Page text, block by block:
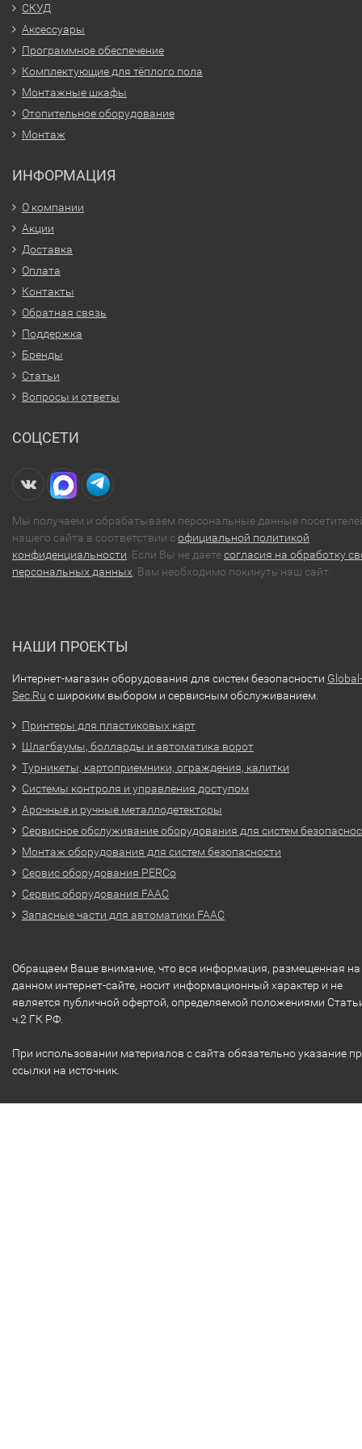
СКУД
Аксессуары
Программное обеспечение
Комплектующие для тёплого пола
Монтажные шкафы
Отопительное оборудование
Монтаж
ИНФОРМАЦИЯ
О компании
Акции
Доставка
Оплата
Контакты
Обратная связь
Поддержка
Бренды
Статьи
Вопросы и ответы
СОЦСЕТИ
Мы получаем и обрабатываем персональные данные
нашего сайта в соответствии софициальной политикой
конфиденциальности . Если Вы не даетесогласия на обработку
персональных данных , Вам необходимо покинуть наш сайт.
НАШИ ПРОЕКТЫ
Интернет-магазин оборудования для систем безопасности Global-
Sec.Ru с широким выбором и сервисным обслуживанием.
Принтеры для пластиковых карт
Шлагбаумы, болларды и автоматика ворот
Турникеты, картоприемники, ограждения, калитки
Системы контроля и управления доступом
Арочные и ручные металлодетекторы
Сервисное обслуживание оборудования для систем
Монтаж оборудования для систем безопасности
Сервис оборудования PERCo
Сервис оборудования FAAC
Запасные части для автоматики FAAC
Обращаем Ваше внимание, что вся информация, размещенная на
данном интернет-сайте, носит информационный характер и не
является публичной офертой, определяемой положениями
ч.2 ГК РФ.
При использовании материалов с сайта обязательно указание
ссылки на источник.